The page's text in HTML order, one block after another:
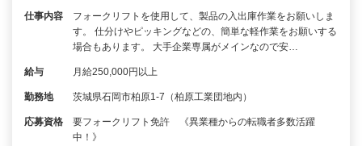
仕事内容
フォークリフトを使用して、製品の入出庫作業をお願いしま
す。 仕分けやピッキングなどの、簡単な軽作業をお願いする
場合もあります。 大手企業専属がメインなので安…
給与 月給250,000円以上
勤務地 茨城県石岡市柏原1-7（柏原工業団地内）
応募資格
要フォークリフト免許 《異業種からの転職者多数活躍
中！》